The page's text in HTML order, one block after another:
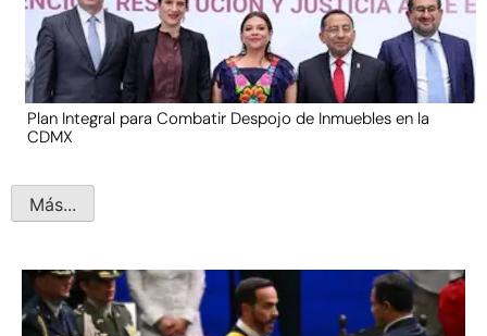
Plan Integral para Combatir Despojo de Inmuebles en la
CDMX
Más...